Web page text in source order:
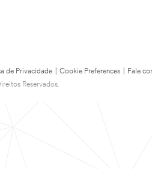
de Privacidade Cookie Preferences
Fale
Reservados.